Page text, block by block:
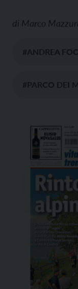
di Marco
#ANDREA
#PARCO DEI